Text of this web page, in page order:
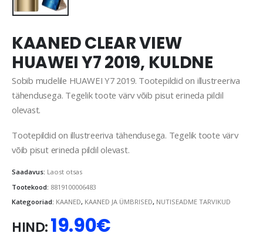
KAANED CLEAR VIEW
HUAWEI Y7 2019, KULDNE
Sobib mudelile HUAWEI Y7 2019. Tootepildid on illustreeriva
tähendusega. Tegelik toote värv võib pisut erineda pildil
olevast.
Tootepildid on illustreeriva tähendusega. Tegelik toote värv
võib pisut erineda pildil olevast.
Saadavus: Laost otsas
Tootekood: 8819100006483
Kategooriad: KAANED, KAANED JA ÜMBRISED, NUTISEADME TARVIKUD
HIND:19.90€